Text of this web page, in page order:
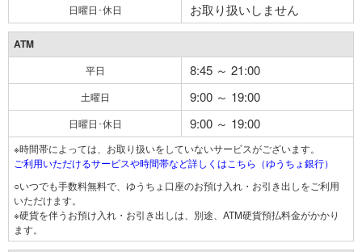
日曜日･休日 お取り扱いしません
ATM
平日 8:45 ～ 21:00
土曜日 9:00 ～ 19:00
日曜日･休日 9:00 ～ 19:00
※時間帯によっては、お取り扱いをしていないサービスがございます。
ご利用いただけるサービスや時間帯など詳しくはこちら（ゆうちょ銀行）
○いつでも手数料無料で、ゆうちょ口座のお預け入れ・お引き出しをご利用
いただけます。
※硬貨を伴うお預け入れ・お引き出しは、別途、ATM硬貨預払料金がかかり
ます。